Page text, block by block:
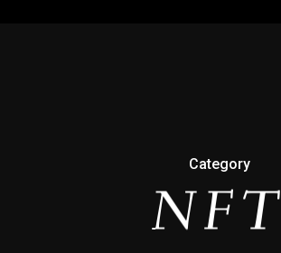
Category
NFT